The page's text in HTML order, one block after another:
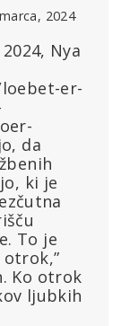
2024
Nya
er-
da
ki je
To je
Ko otrok
ljubkih